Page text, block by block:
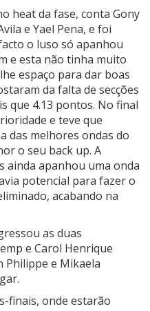
heat da fase, conta Gony
e Yael Pena, e foi
o luso só apanhou
e esta não tinha muito
espaço para dar boas
da falta de secções
que 4.13 pontos. No final
e teve que
das melhores ondas do
o seu back up. A
ainda apanhou uma onda
potencial para fazer o
acabando na
as duas
e Carol Henrique
e Mikaela
finais, onde estarão